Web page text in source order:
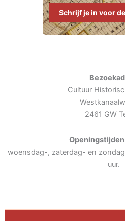
Schrijf je in voor
Cultuur
2461 GW
woensdag-, zaterdag- en
uur.